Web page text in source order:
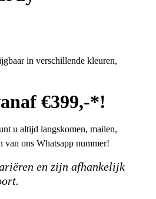
in verschillende kleuren,
€399,-*!
u altijd langskomen, mailen,
van ons Whatsapp nummer!
en zijn afhankelijk